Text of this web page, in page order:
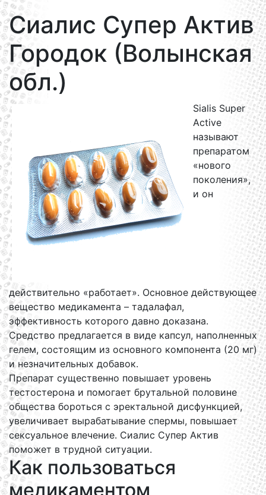
Сиалис Супер Актив
Городок (Волынская
обл.)
Sialis Super
Active
называют
препаратом
«нового
поколения»,
и он
действительно «работает». Основное действующее
вещество медикамента – тадалафал,
эффективность которого давно доказана.
Средство предлагается в виде капсул, наполненных
гелем, состоящим из основного компонента (20 мг)
и незначительных добавок.
Препарат существенно повышает уровень
тестостерона и помогает брутальной половине
общества бороться с эректальной дисфункцией,
увеличивает вырабатывание спермы, повышает
сексуальное влечение. Сиалис Супер Актив
поможет в трудной ситуации.
Как пользоваться
медикаментом